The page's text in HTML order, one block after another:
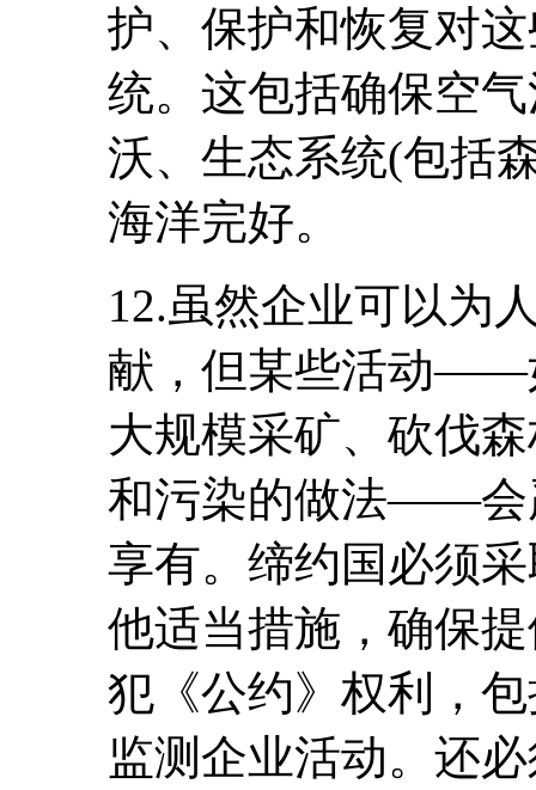
护、保护和恢复对
统。这包括确保空
沃、生态系统(包括
海洋完好。
12.虽然企业可以为
献，但某些活动――
大规模采矿、砍伐
和污染的做法――会
享有。缔约国必须
他适当措施，确保
犯《公约》权利，
监测企业活动。还